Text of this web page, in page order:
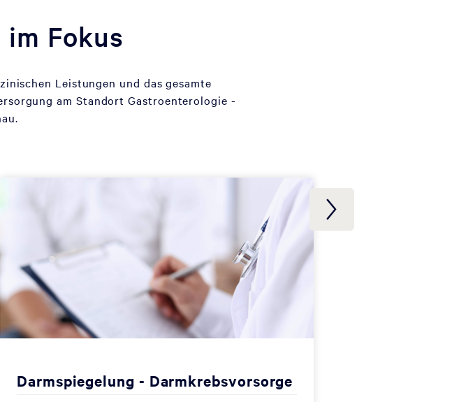
Fokus
Leistungen und das gesamte
am Standort Gastroenterologie -
Darmspiegelung - Darmkrebsvorsorge